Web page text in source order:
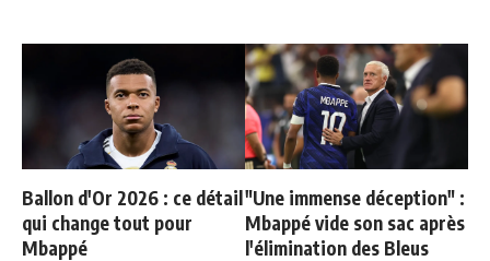
Ballon d'Or 2026 : ce détail
qui change tout pour
Mbappé
"Une immense déception" :
Mbappé vide son sac après
l'élimination des Bleus